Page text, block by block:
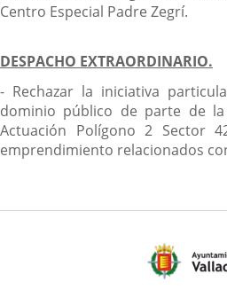
Centro Especial Padre Zegrí.
DESPACHO EXTRAORDINARIO.
- Rechazar la iniciativa
dominio público de parte de
Actuación Polígono 2 Sector
emprendimiento relacionados